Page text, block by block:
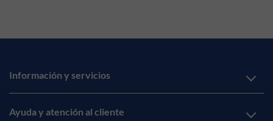
Información y servicios
Ayuda y atención al cliente